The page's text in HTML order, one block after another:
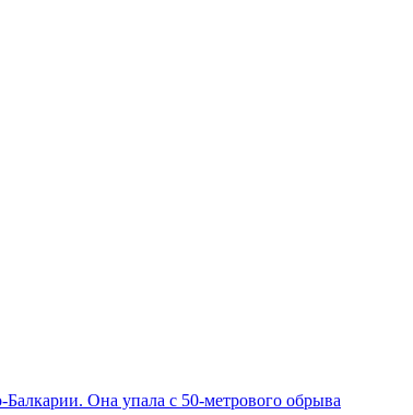
Она упала с 50-метрового обрыва